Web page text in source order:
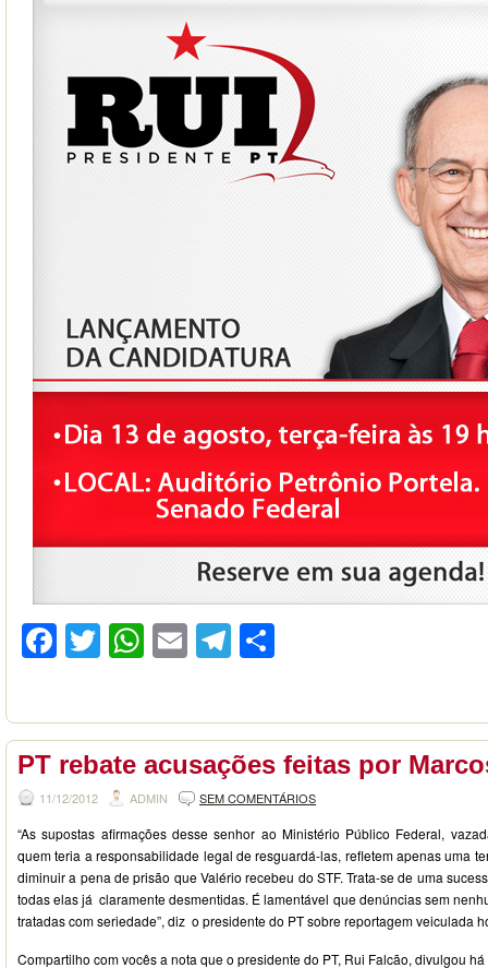
Facebook
Twitter
WhatsApp
EmailTelegram
PT rebate acusações feitas por
11/12/2012 ADMIN SEM COMENTÁRIOS
“As supostas afirmações desse senhor ao Ministério Público Federal,
quem teria a responsabilidade legal de resguardá-las, refletem apenas uma
diminuir a pena de prisão que Valério recebeu do STF. Trata-se de uma
todas elas já claramente desmentidas. É lamentável que denúncias sem
tratadas com seriedade”, diz o presidente do PT sobre reportagem veiculada
Compartilho com vocês a nota que o presidente do PT, Rui Falcão, divulgou